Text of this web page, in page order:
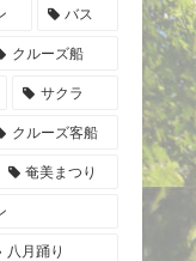
バス
クルーズ船
サクラ
クルーズ客船
奄美まつり
八月踊り